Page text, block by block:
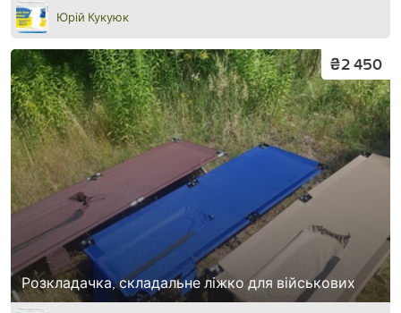
Юрій Кукуюк
Розкладачка, складальне ліжко для військових
₴2 450